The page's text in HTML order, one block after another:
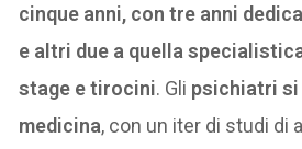
cinque anni, con tre anni
e altri due a quella
stage e tirocini. Gli psichiatri si
medicina, con un iter di studi di